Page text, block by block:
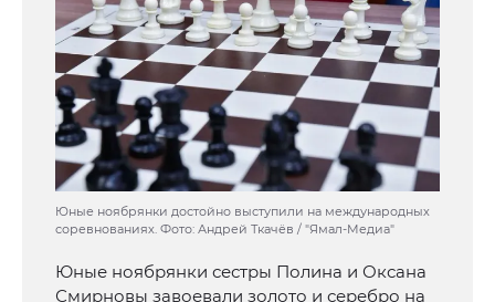
Юные ноябрянки достойно выступили на международных
соревнованиях. Фото: Андрей Ткачёв / "Ямал-Медиа"
Юные ноябрянки сестры Полина и Оксана
Смирновы завоевали золото и серебро на